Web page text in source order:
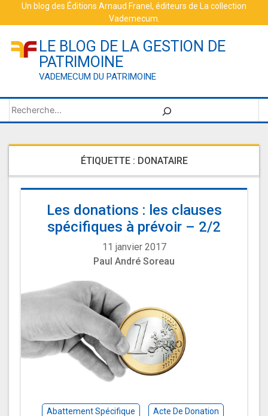
Un blog des Éditions Arnaud Franel , éditeurs de La collection
Vademecum
LE BLOG DE LA GESTION DE
PATRIMOINE
VADEMECUM DU PATRIMOINE
Rechercher
ÉTIQUETTE : DONATAIRE
Les donations : les clauses
spécifiques à prévoir – 2/2
11 janvier 2017
Paul André Soreau
Abattement Spécifique Acte De Donation